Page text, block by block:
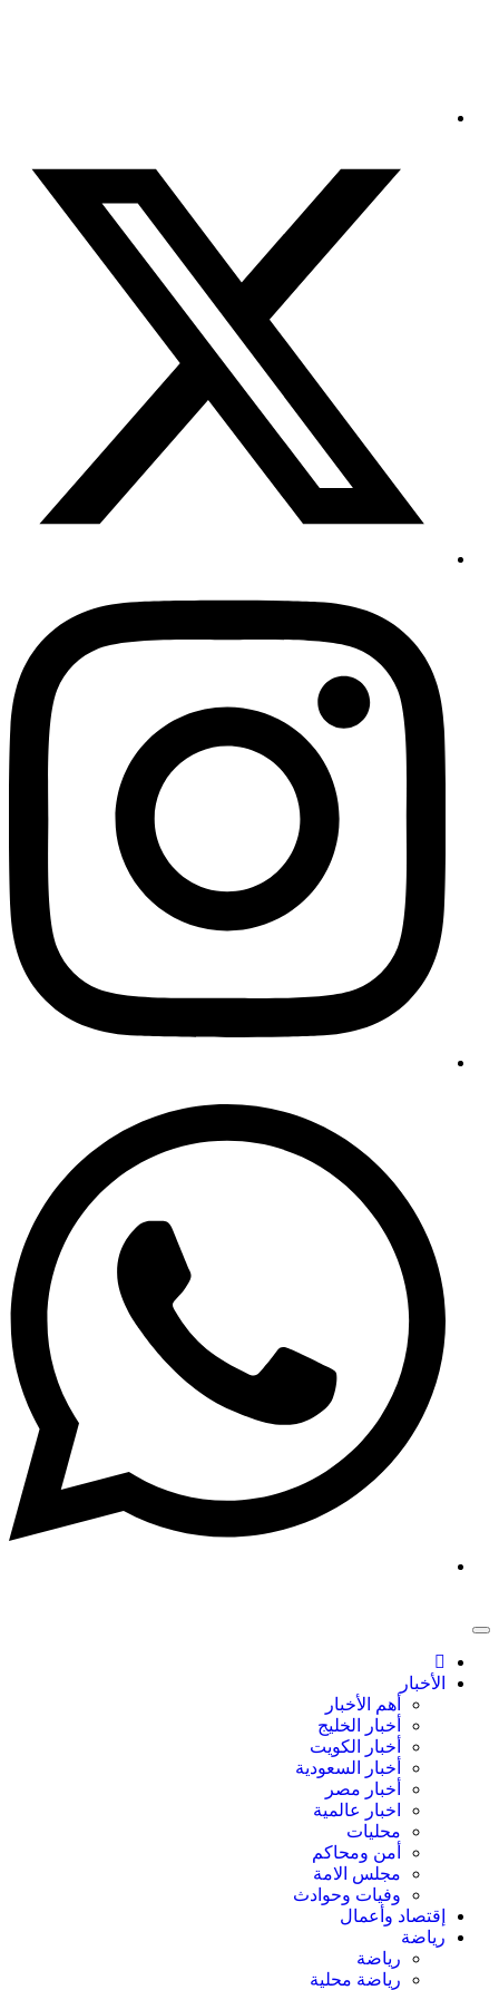
الأخبار
أهم الأخبار
أخبار الخليج
أخبار الكويت
أخبار السعودية
أخبار مصر
اخبار عالمية
محليات
أمن ومحاكم
مجلس الامة
وفيات وحوادث
إقتصاد وأعمال
رياضة
رياضة
رياضة محلية